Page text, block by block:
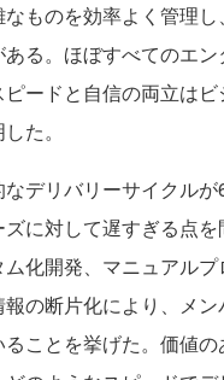
なものを効率よく管理
ある。ほぼすべてのエ
ードと自信の両立は
た。
デリバリーサイクル
ズに対して遅すぎる点
化開発、マニュアル
の断片化により、メン
ことを挙げた。価値